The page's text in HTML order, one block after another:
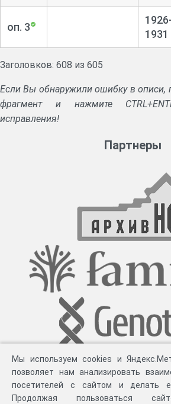
оп. 3
1931
Заголовков: 608 из 605
Если Вы обнаружили ошибку в описи,
фрагмент и нажмите
исправления!
Партнеры
Мы используем cookies и
позволяет нам анализировать
посетителей с сайтом и делать
Продолжая пользоваться